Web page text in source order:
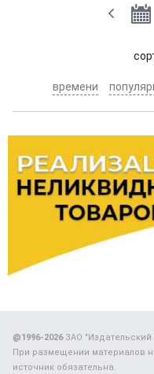
времени
@1996-2026ЗАО
При размещении материалов
источник обязательна.